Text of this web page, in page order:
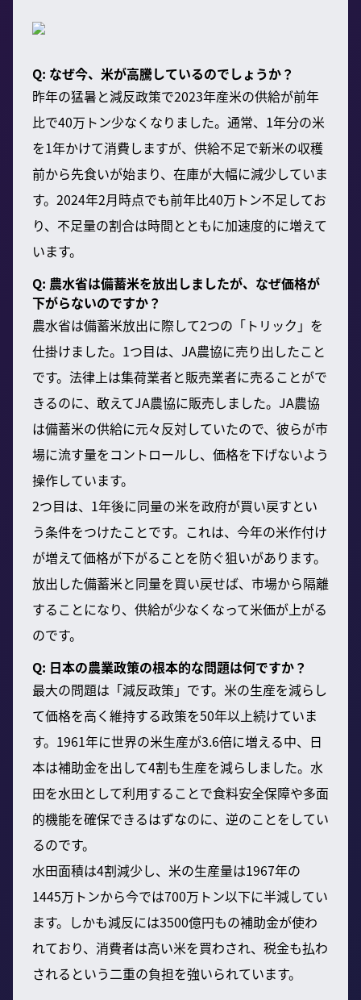
Q: なぜ今、米が高騰しているのでしょうか？
昨年の猛暑と減反政策で2023年産米の供給が前年
比で40万トン少なくなりました。通常、1年分の米
を1年かけて消費しますが、供給不足で新米の収穫
前から先食いが始まり、在庫が大幅に減少していま
す。2024年2月時点でも前年比40万トン不足してお
り、不足量の割合は時間とともに加速度的に増えて
います。
Q: 農水省は備蓄米を放出しましたが、なぜ価格が
下がらないのですか？
農水省は備蓄米放出に際して2つの「トリック」を
仕掛けました。1つ目は、JA農協に売り出したこと
です。法律上は集荷業者と販売業者に売ることがで
きるのに、敢えてJA農協に販売しました。JA農協
は備蓄米の供給に元々反対していたので、彼らが市
場に流す量をコントロールし、価格を下げないよう
操作しています。
2つ目は、1年後に同量の米を政府が買い戻すとい
う条件をつけたことです。これは、今年の米作付け
が増えて価格が下がることを防ぐ狙いがあります。
放出した備蓄米と同量を買い戻せば、市場から隔離
することになり、供給が少なくなって米価が上がる
のです。
Q: 日本の農業政策の根本的な問題は何ですか？
最大の問題は「減反政策」です。米の生産を減らし
て価格を高く維持する政策を50年以上続けていま
す。1961年に世界の米生産が3.6倍に増える中、日
本は補助金を出して4割も生産を減らしました。水
田を水田として利用することで食料安全保障や多面
的機能を確保できるはずなのに、逆のことをしてい
るのです。
水田面積は4割減少し、米の生産量は1967年の
1445万トンから今では700万トン以下に半減してい
ます。しかも減反には3500億円もの補助金が使わ
れており、消費者は高い米を買わされ、税金も払わ
されるという二重の負担を強いられています。